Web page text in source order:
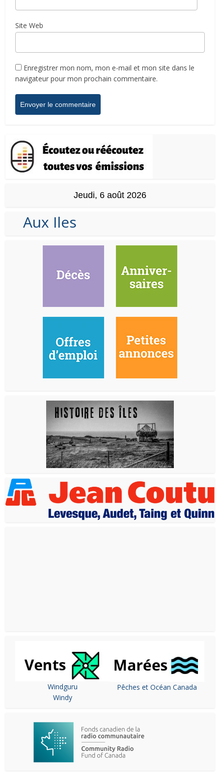
Site Web
Enregistrer mon nom, mon e-mail et mon site dans le
navigateur pour mon prochain commentaire.
Jeudi, 6 août 2026
Aux Iles
Windguru
Windy
Pêches et Océan Canada